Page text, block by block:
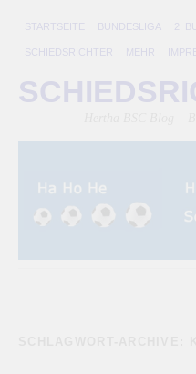
STARTSEITE BUNDESLIGA 2.
SCHIEDSRICHTER MEHR